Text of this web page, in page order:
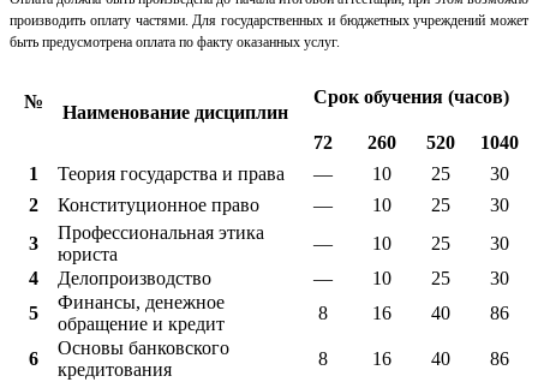
производить оплату частями. Для государственных и бюджетных учреждений может
быть предусмотрена оплата по факту оказанных услуг.
№
Наименование дисциплин
Срок обучения (часов)
72 260 520
1040
1
Теория государства и права — 10 25
30
2
Конституционное право — 10 25
30
3
Профессиональная этика
юриста
— 10 25
30
4
Делопроизводство — 10 25
30
5
Финансы, денежное
обращение и кредит
8 16 40 86
6
Основы банковского
кредитования
8 16 40 86